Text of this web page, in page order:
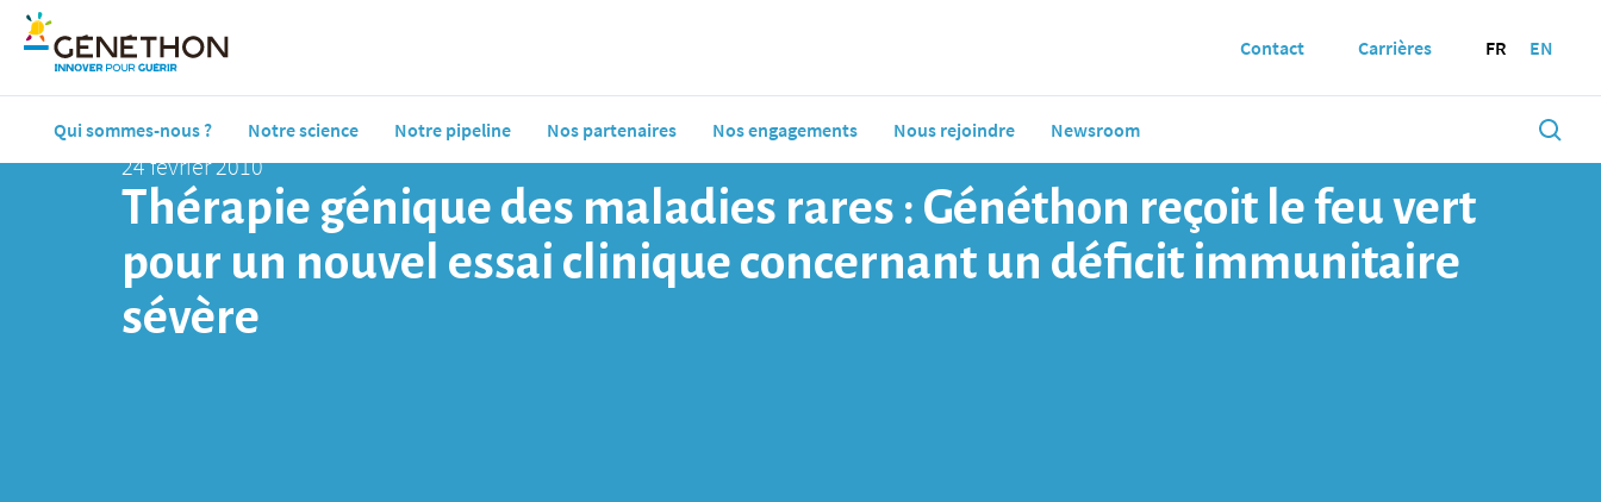
Qui sommes-nous ? Notre science Notre pipeline Nos partenaires Nos engagements Nous rejoindre Newsroom
Contact Carrières FR EN
24 février 2010
Thérapie génique des maladies rares : Généthon reçoit le feu vert
pour un nouvel essai clinique concernant un déficit immunitaire
sévère